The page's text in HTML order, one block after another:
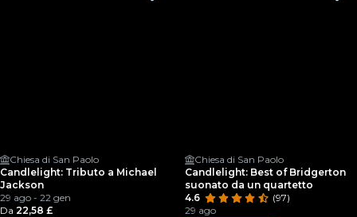
Chiesa di San Paolo
Candlelight: Tributo a Michael
Jackson
29 ago - 22 gen
Da 22,58 £
Chiesa di San Paolo
Candlelight: Best of Bridgerton
suonato da un quartetto
4.6
(97)
29 ago